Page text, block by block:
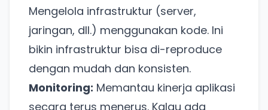
Mengelola infrastruktur (server,
jaringan, dll.) menggunakan kode. Ini
bikin infrastruktur bisa di-reproduce
dengan mudah dan konsisten.
Monitoring: Memantau kinerja aplikasi
secara terus menerus. Kalau ada